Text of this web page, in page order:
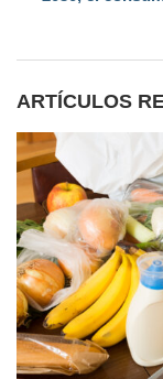
ARTÍCULOS